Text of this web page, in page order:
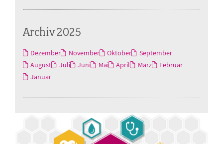
Archiv 2025
Dezember November Oktober
September
August
Juli Juni Mai April März
Februar
Januar